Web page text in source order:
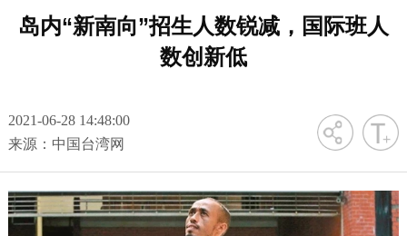
岛内“新南向”招生人数锐减，国际班人
数创新低
2021-06-28 14:48:00
来源：中国台湾网
字号